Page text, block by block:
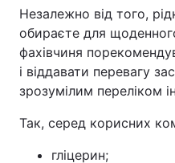
Незалежно від того,
обираєте для
фахівчиня
і віддавати перевагу
зрозумілим переліком
Так, серед корисних
гліцерин;